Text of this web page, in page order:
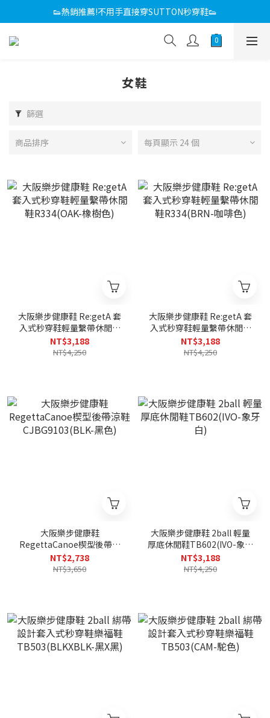
感恩回饋媽咪 滿額折
👟熱銷推薦!不用手直接穿SUTTON秒穿鞋👟
感恩回饋媽咪 滿額折
女鞋
篩選
商品排序 每頁顯示 24 個
大阪樂步健康鞋 Re:getA 套
入式秒穿鞋輕量繫帶休閒鞋
R334(OAK-橡樹色)
NT$3,188
NT$4,250
大阪樂步健康鞋 Re:getA 套
入式秒穿鞋輕量繫帶休閒鞋
R334(BRN-咖啡色)
NT$3,188
NT$4,250
大阪樂步健康鞋
RegettaCanoe楔型後帶涼
鞋CJBG9103(BLK-黑色)
NT$2,738
NT$3,650
大阪樂步健康鞋 2ball 輕量
厚底休閒鞋TB602(IVO-象牙
白)
NT$3,188
NT$4,250